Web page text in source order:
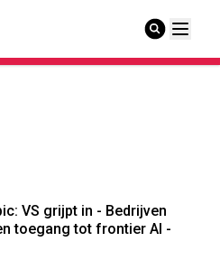
VS grijpt in - Bedrijven
toegang tot frontier AI -